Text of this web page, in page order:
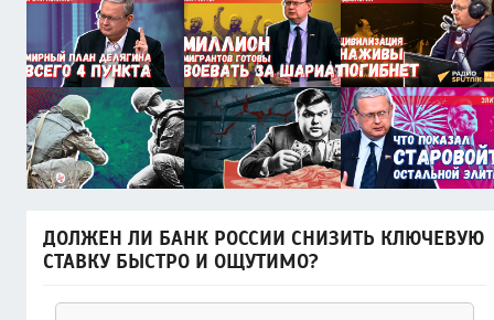
ДОЛЖЕН ЛИ БАНК РОССИИ СНИЗИТЬ КЛЮЧЕВУЮ
СТАВКУ БЫСТРО И ОЩУТИМО?